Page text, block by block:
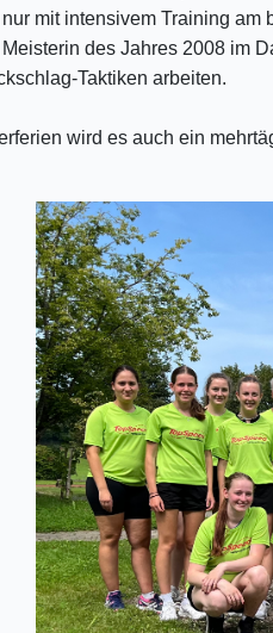
mit intensivem Training
des Jahres 2008
Taktiken arbeiten.
wird es auch ein